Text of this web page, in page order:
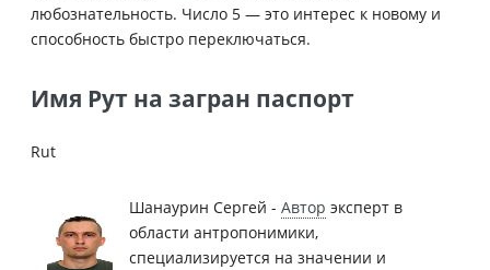
любознательность. Число 5 — это интерес к новому и
способность быстро переключаться.
Имя Рут на загран паспорт
Rut
Шанаурин Сергей - Автор эксперт в
области антропонимики,
специализируется на значении и